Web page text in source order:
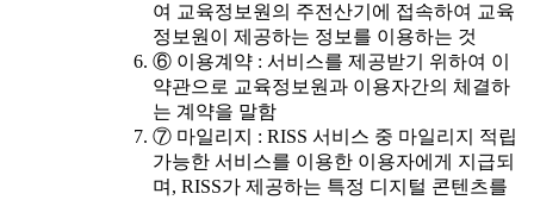
여 교육정보원의 주전산기에 접속하여 교육
정보원이 제공하는 정보를 이용하는 것
⑥ 이용계약 : 서비스를 제공받기 위하여 이
약관으로 교육정보원과 이용자간의 체결하
는 계약을 말함
⑦ 마일리지 : RISS 서비스 중 마일리지 적립
가능한 서비스를 이용한 이용자에게 지급되
며, RISS가 제공하는 특정 디지털 콘텐츠를